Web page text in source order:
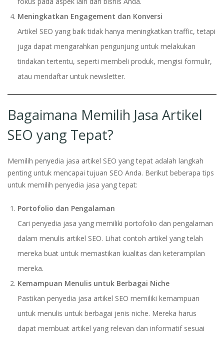
Meningkatkan Engagement dan Konversi
Artikel SEO yang baik tidak hanya meningkatkan traffic, tetapi
juga dapat mengarahkan pengunjung untuk melakukan
tindakan tertentu, seperti membeli produk, mengisi formulir,
atau mendaftar untuk newsletter.
Bagaimana Memilih Jasa Artikel
SEO yang Tepat?
Memilih penyedia jasa artikel SEO yang tepat adalah langkah
penting untuk mencapai tujuan SEO Anda. Berikut beberapa tips
untuk memilih penyedia jasa yang tepat:
Portofolio dan Pengalaman
Cari penyedia jasa yang memiliki portofolio dan pengalaman
dalam menulis artikel SEO. Lihat contoh artikel yang telah
mereka buat untuk memastikan kualitas dan keterampilan
mereka.
Kemampuan Menulis untuk Berbagai Niche
Pastikan penyedia jasa artikel SEO memiliki kemampuan
untuk menulis untuk berbagai jenis niche. Mereka harus
dapat membuat artikel yang relevan dan informatif sesuai